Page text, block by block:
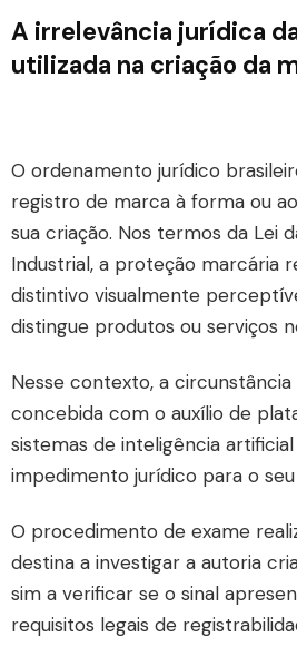
A irrelevância jurídica
utilizada na criação da
O ordenamento jurídico
registro de marca à forma ou
sua criação. Nos termos da Lei
Industrial, a proteção marcária
distintivo visualmente
distingue produtos ou serviços
Nesse contexto, a
concebida com o auxílio de
sistemas de inteligência
impedimento jurídico para o
O procedimento de exame
destina a investigar a autoria
sim a verificar se o sinal
requisitos legais de